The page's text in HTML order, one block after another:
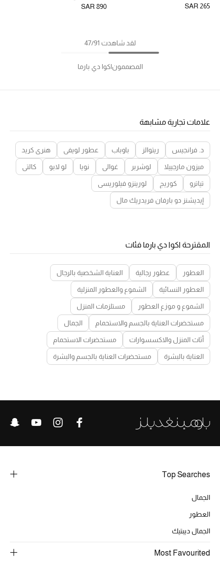
SAR 265
SAR 890
لقد شاهدت 47/91
المصمموناكوا دي بارما
علامات تجارية مشابهة
د. فرانجيس ريتوالز باوباب عطور لويفي هنري كريد
ميزون مارجييلا لوشربر غوالي نويا لو لابو كالتي
تياترو كوريج لورينزو فيلوريسي
إيديشنز دو بارفان فريدريك مال
المقترحة اكوا دي بارما فئات
العطور عطور رجالية العناية الشخصية بالرجال
العطور النسائية الشموع والعطور المنزلية
الشموع و موزع العطور مستلزمات المنزل
مستحضرات العناية بالجسم والاستحمام الجمال
أثاث المنزل والاكسسوارات مستحضرات الاستحمام
العناية بالبشرة مستحضرات العناية بالجسم والبشرة
Top Searches
الجمال
العطور
الجمال ديبتيك
Most Favourited